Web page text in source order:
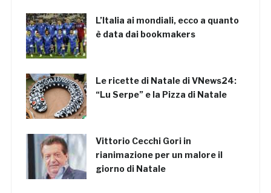
L’Italia ai mondiali, ecco a quanto
è data dai bookmakers
Le ricette di Natale di VNews24:
“Lu Serpe” e la Pizza di Natale
Vittorio Cecchi Gori in
rianimazione per un malore il
giorno di Natale